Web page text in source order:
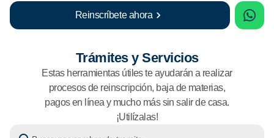
Reinscríbete ahora
Trámites y Servicios
Estas herramientas útiles te ayudarán a realizar
procesos de reinscripción, baja de materias,
pagos en línea y mucho más sin salir de casa.
¡Utilízalas!